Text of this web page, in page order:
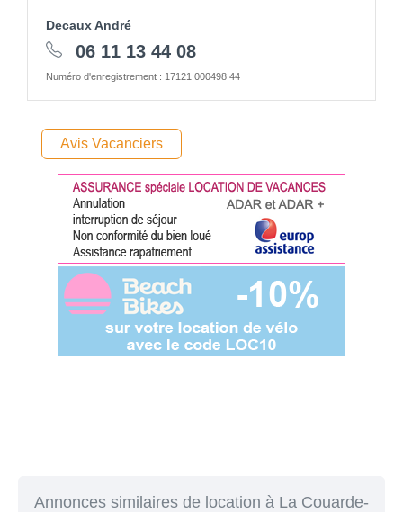
Decaux André
06 11 13 44 08
Numéro d'enregistrement : 17121 000498 44
Avis Vacanciers
Annonces similaires de location à La Couarde-